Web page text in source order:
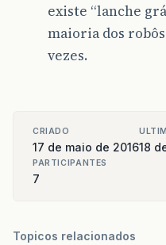
existe “lanche
maioria dos
vezes.
CRIADO
17 de maio de 201618
PARTICIPANTES
7
Topicos relacionados